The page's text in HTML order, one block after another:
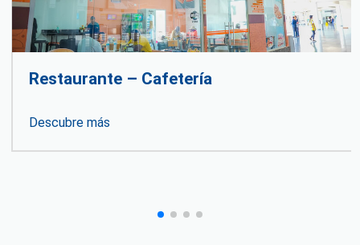
Restaurante – Cafetería
Descubre más